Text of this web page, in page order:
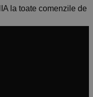
la toate comenzile de